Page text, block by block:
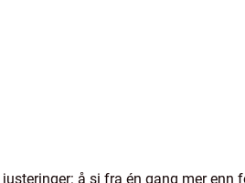
å si fra én gang mer enn